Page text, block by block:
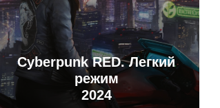
Cyberpunk RED. Легкий
режим
2024